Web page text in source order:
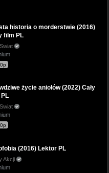
historia o morderstwie (2016)
film PL
życie aniołów (2022) Cały
(2016) Lektor PL
Akcji